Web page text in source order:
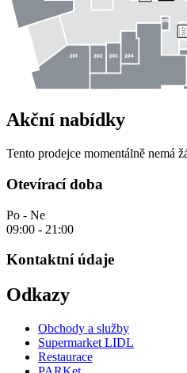
Akční nabídky
Tento prodejce momentálně nemá
Otevírací doba
Po - Ne
09:00 - 21:00
Kontaktní údaje
Odkazy
Obchody a služby
Supermarket LIDL
Restaurace